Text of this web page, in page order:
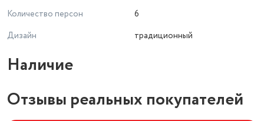
Количество персон
6
Дизайн
традиционный
Наличие
Отзывы реальных покупателей